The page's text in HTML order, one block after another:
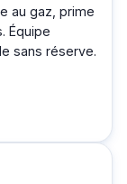
au gaz, prime
Équipe
sans réserve.